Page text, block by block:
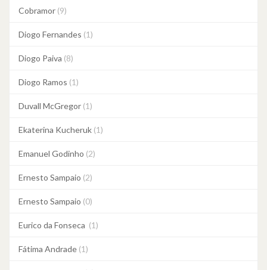
Cobramor (9)
Diogo Fernandes (1)
Diogo Paiva (8)
Diogo Ramos (1)
Duvall McGregor (1)
Ekaterina Kucheruk (1)
Emanuel Godinho (2)
Ernesto Sampaio (2)
Ernesto Sampaio (0)
Eurico da Fonseca (1)
Fátima Andrade (1)